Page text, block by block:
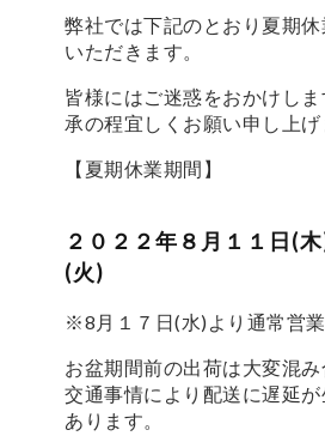
弊社では下記のとおり夏期
いただきます。
皆様にはご迷惑をおかけし
承の程宜しくお願い申し上げ
【夏期休業期間】
２０２２年８月１１日(
(火)
※8月１７日(水)より通常営業
お盆期間前の出荷は大変混
交通事情により配送に遅延
あります。